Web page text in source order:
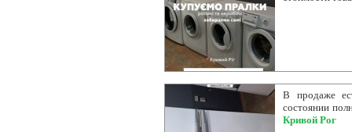
В продаже
состоянии
Кривой Рог